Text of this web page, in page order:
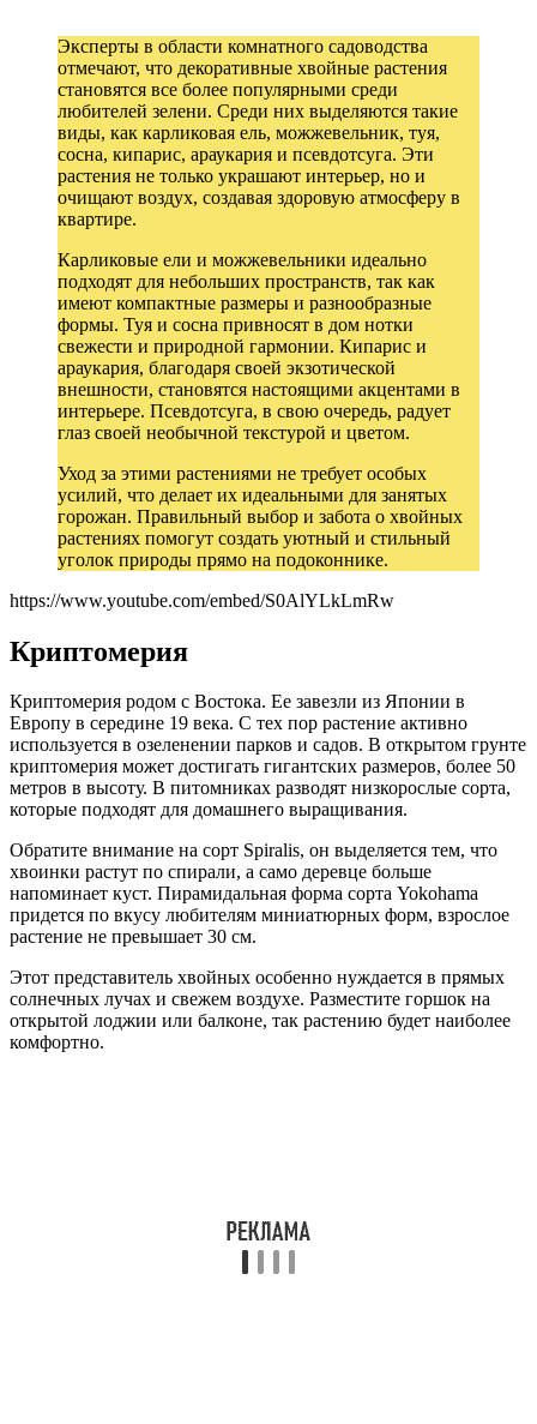
Эксперты в области комнатного садоводства
отмечают, что декоративные хвойные растения
становятся все более популярными среди
любителей зелени. Среди них выделяются такие
виды, как карликовая ель, можжевельник, туя,
сосна, кипарис, араукария и псевдотсуга. Эти
растения не только украшают интерьер, но и
очищают воздух, создавая здоровую атмосферу в
квартире.
Карликовые ели и можжевельники идеально
подходят для небольших пространств, так как
имеют компактные размеры и разнообразные
формы. Туя и сосна привносят в дом нотки
свежести и природной гармонии. Кипарис и
араукария, благодаря своей экзотической
внешности, становятся настоящими акцентами в
интерьере. Псевдотсуга, в свою очередь, радует
глаз своей необычной текстурой и цветом.
Уход за этими растениями не требует особых
усилий, что делает их идеальными для занятых
горожан. Правильный выбор и забота о хвойных
растениях помогут создать уютный и стильный
уголок природы прямо на подоконнике.
https://www.youtube.com/embed/S0AlYLkLmRw
Криптомерия
Криптомерия родом с Востока. Ее завезли из Японии в
Европу в середине 19 века. С тех пор растение активно
используется в озеленении парков и садов. В открытом грунте
криптомерия может достигать гигантских размеров, более 50
метров в высоту. В питомниках разводят низкорослые сорта,
которые подходят для домашнего выращивания.
Обратите внимание на сорт Spiralis, он выделяется тем, что
хвоинки растут по спирали, а само деревце больше
напоминает куст. Пирамидальная форма сорта Yokohama
придется по вкусу любителям миниатюрных форм, взрослое
растение не превышает 30 см.
Этот представитель хвойных особенно нуждается в прямых
солнечных лучах и свежем воздухе. Разместите горшок на
открытой лоджии или балконе, так растению будет наиболее
комфортно.